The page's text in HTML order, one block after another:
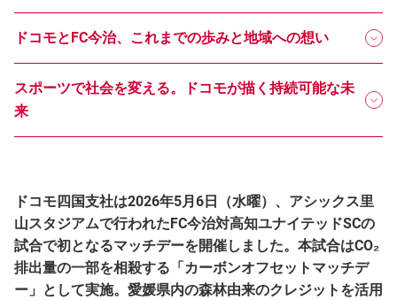
ドコモとFC今治、これまでの歩みと地域への想い
スポーツで社会を変える。ドコモが描く持続可能な未
来
ドコモ四国支社は2026年5月6日（水曜）、アシックス里
山スタジアムで行われたFC今治対高知ユナイテッドSCの
試合で初となるマッチデーを開催しました。本試合はCO₂
排出量の一部を相殺する「カーボンオフセットマッチデ
ー」として実施。愛媛県内の森林由来のクレジットを活用